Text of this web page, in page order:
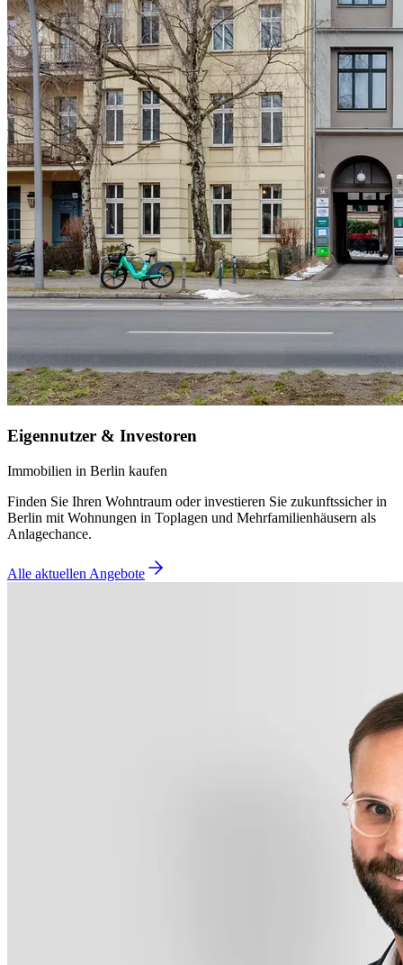
Eigennutzer & Investoren
Immobilien in Berlin kaufen
Finden Sie Ihren Wohntraum oder investieren Sie zukunftssicher in
Berlin mit Wohnungen in Toplagen und Mehrfamilienhäusern als
Anlagechance.
Alle aktuellen Angebote